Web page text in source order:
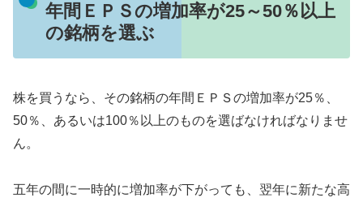
年間ＥＰＳの増加率が25～50％以上
の銘柄を選ぶ
株を買うなら、その銘柄の年間ＥＰＳの増加率が25％、
50％、あるいは100％以上のものを選ばなければなりませ
ん。
五年の間に一時的に増加率が下がっても、翌年に新たな高